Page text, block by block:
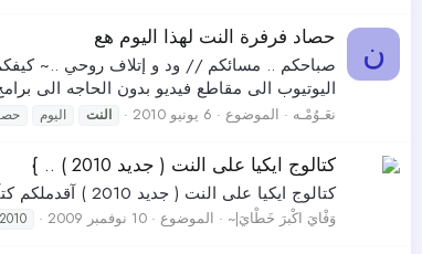
ن حصاد فرفرة النت لهذا اليوم هع
صباحكم .. مسائكم // ود و إتلاف روحي ..~
اليوتيوب الى مقاطع فيديو بدون الحاجه الى
نعَـوُمْـه الموضوع 6 يونيو 2010 النت اليوم
كتالوج ايكيا على النت ( جديد 2010 ) .. }
كتالوج ايكيا على النت ( جديد 2010 ) آقدملكم كتآلوج آيكيآ وآتمنى تستمتعون في روآئعه اضغط هنا http://onlinecatalogue.ikea.com/2010/ikea_catalogue/SAA/
وَفْايَ اكْبرَ خَطْايَ|~ الموضوع 10 نوفمبر 2009 2010